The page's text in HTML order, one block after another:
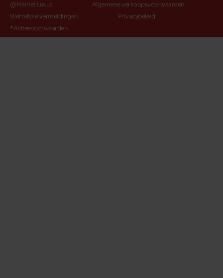
@Maniet Luxus
Algemene verkoopsvoorwaarden
Wettelijke vermeldingen
Privacybeleid
*Actiesvoorwaarden